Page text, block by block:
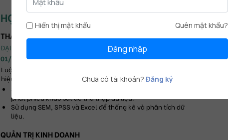
Hiển thị mật khẩu Quên mật khẩu?
Đăng nhập
Chưa có tài khoản? Đăng ký
HỌC VẤN
THẠC SỸ QUẢN TRỊ KINH DOANH
ĐẠI HỌC KINH TẾ
01/2016 - 10/2013
Luận án: "Sự tác động của thương hiệu điện thoại và thương
hiệu nhà bán lẻ đến sự quay lại của người tiêu dùng".
Sử dụng kỹ thuật phỏng vấn chuyên gia, phỏng vấn nhóm và
phát phiếu khảo sát để thu thập dữ liệu.
Sử dụng SEM, SPSS và Excel để thống kê và phân tích dữ
liệu.
QUẢN TRỊ KINH DOANH